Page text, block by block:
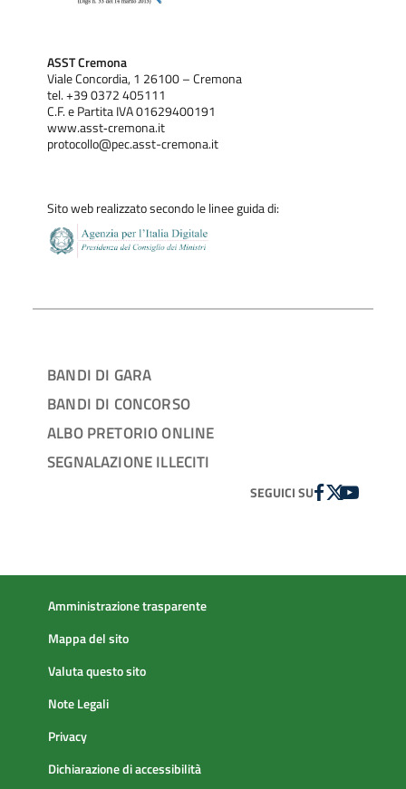
ASST Cremona
Viale Concordia, 1 26100 – Cremona
tel. +39 0372 405111
C.F. e Partita IVA 01629400191
www.asst‐cremona.it
protocollo@pec.asst-cremona.it
Sito web realizzato secondo le linee guida di:
BANDI DI GARA
BANDI DI CONCORSO
ALBO PRETORIO ONLINE
SEGNALAZIONE ILLECITI
SEGUICI SUFACEBOOK
TWITTER
YOUTUBE
Amministrazione trasparente
Mappa del sito
Valuta questo sito
Note Legali
Privacy
Dichiarazione di accessibilità